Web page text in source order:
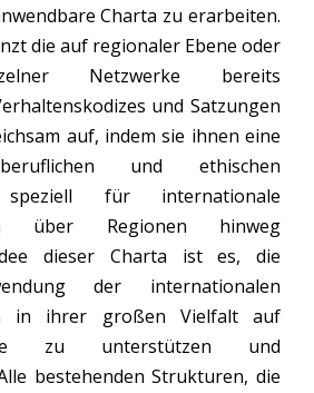
Charta zu erarbeiten.
die auf regionaler Ebene oder
Netzwerke bereits
und Satzungen
auf, indem sie ihnen eine
und ethischen
speziell für internationale
über Regionen hinweg
dieser Charta ist es, die
der internationalen
in ihrer großen Vielfalt auf
zu unterstützen und
bestehenden Strukturen, die